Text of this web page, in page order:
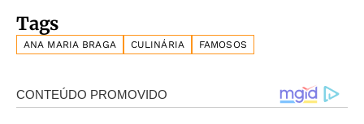
Tags
ANA MARIA BRAGA CULINÁRIA FAMOSOS